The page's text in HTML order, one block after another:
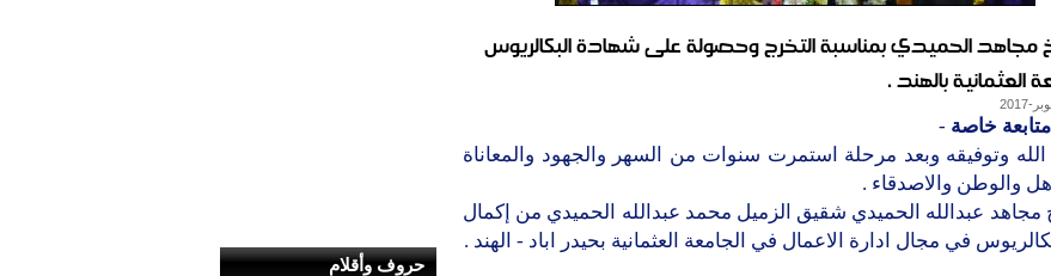
مجاهد الحميدي بمناسبة التخرج وحصولة على شهادة البكالريوس
العثمانية بالهند .
خاصة -
وتوفيقه وبعد مرحلة استمرت سنوات من السهر والجهود والمعاناة
والوطن والاصدقاء .
مجاهد عبدالله الحميدي شقيق الزميل محمد عبدالله الحميدي من إكمال
في مجال ادارة الاعمال في الجامعة العثمانية بحيدر اباد - الهند .
حروف وأقلام